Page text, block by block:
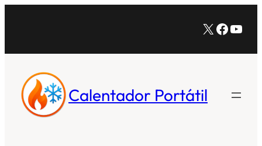
X
Calentador Portátil